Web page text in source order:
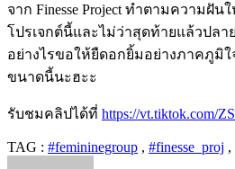
จาก Finesse Project ทำตามความฝัน
โปรเจกต์นี้และไม่ว่าสุดท้ายแล้วปลา
อย่างไรขอให้ยืดอกยิ้มอย่างภาคภูมิใ
ขนาดนี้นะฮะะ
รับชมคลิปได้ที่ https://vt.tiktok.com/
TAG : #femininegroup , #finesse_proj ,